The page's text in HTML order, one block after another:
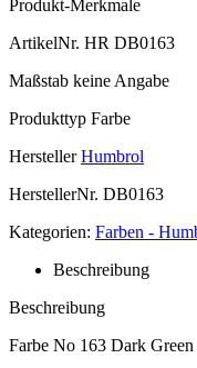
Produkt-Merkmale
ArtikelNr. HR DB0163
Maßstab keine Angabe
Produkttyp Farbe
Hersteller Humbrol
HerstellerNr. DB0163
Kategorien: Farben -
Beschreibung
Beschreibung
Farbe No 163 Dark